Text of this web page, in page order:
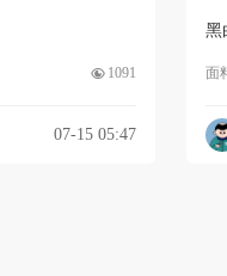
1091
07-15 05:47
黑
面